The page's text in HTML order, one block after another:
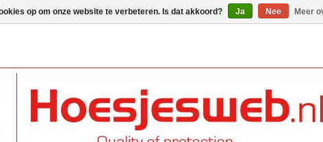
op om onze website te verbeteren. Is dat akkoord? Ja Nee Meer